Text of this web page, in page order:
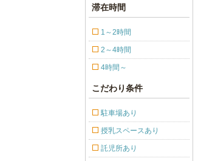
滞在時間
1～2時間
2～4時間
4時間～
こだわり条件
駐車場あり
授乳スペースあり
託児所あり